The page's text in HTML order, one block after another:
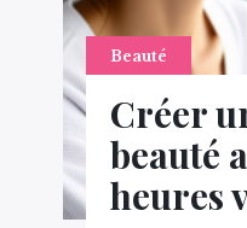
Beauté
Créer
beauté
heures